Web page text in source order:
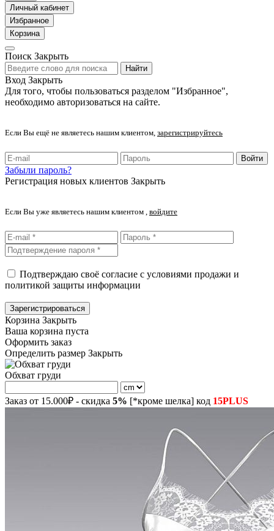
Личный кабинет
Избранное
Корзина
Поиск Закрыть
Найти
Вход Закрыть
Для того, чтобы пользоваться разделом "Избранное",
необходимо авторизоваться на сайте.
Если Вы ещё не являетесь нашим клиентом, зарегистрируйтесь
Войти
Забыли пароль?
Регистрация новых клиентов Закрыть
Если Вы уже являетесь нашим клиентом , войдите
Подтверждаю своё согласие с условиями продажи и
политикой защиты информации
Зарегистрироваться
Корзина Закрыть
Ваша корзина пуста
Оформить заказ
Определить размер Закрыть
Обхват груди
Заказ от 15.000₽ - скидка 5% [*кроме шелка] код 15PLUS